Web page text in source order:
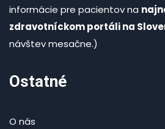
informácie pre pacientov na
zdravotníckom portáli na
návštev mesačne.)
Ostatné
O nás